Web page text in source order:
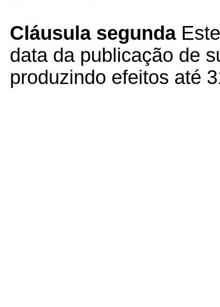
Cláusula segunda
data da publicação de
produzindo efeitos até